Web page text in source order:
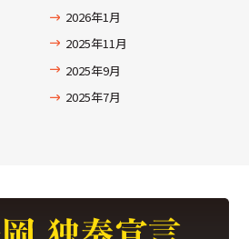
2026年1月
2025年11月
2025年9月
2025年7月